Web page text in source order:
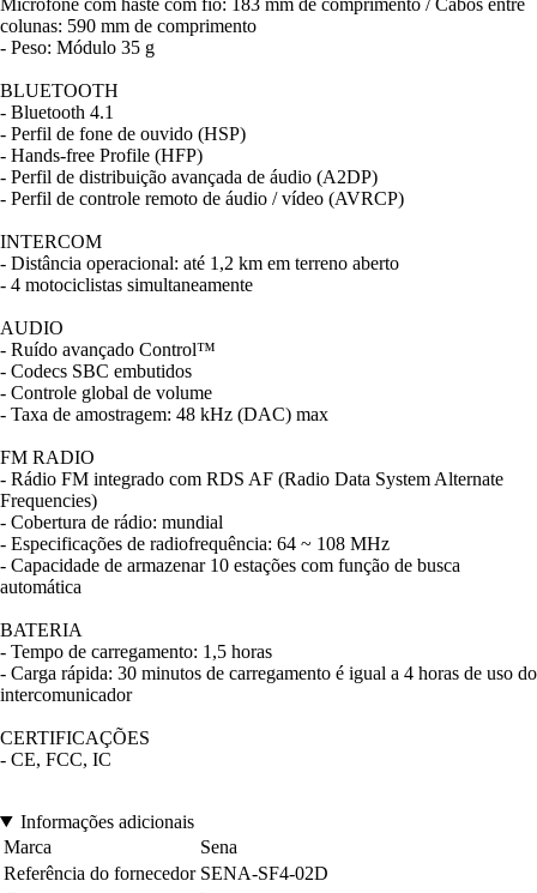
Microfone com haste com fio: 183 mm de comprimento / Cabos entre
colunas: 590 mm de comprimento
- Peso: Módulo 35 g
BLUETOOTH
- Bluetooth 4.1
- Perfil de fone de ouvido (HSP)
- Hands-free Profile (HFP)
- Perfil de distribuição avançada de áudio (A2DP)
- Perfil de controle remoto de áudio / vídeo (AVRCP)
INTERCOM
- Distância operacional: até 1,2 km em terreno aberto
- 4 motociclistas simultaneamente
AUDIO
- Ruído avançado Control™
- Codecs SBC embutidos
- Controle global de volume
- Taxa de amostragem: 48 kHz (DAC) max
FM RADIO
- Rádio FM integrado com RDS AF (Radio Data System Alternate
Frequencies)
- Cobertura de rádio: mundial
- Especificações de radiofrequência: 64 ~ 108 MHz
- Capacidade de armazenar 10 estações com função de busca
automática
BATERIA
- Tempo de carregamento: 1,5 horas
- Carga rápida: 30 minutos de carregamento é igual a 4 horas de uso do
intercomunicador
CERTIFICAÇÕES
- CE, FCC, IC
Informações adicionais
Marca
Sena
Referência do fornecedor SENA-SF4-02D